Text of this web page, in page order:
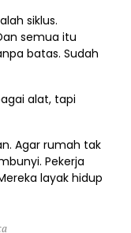
siklus.
semua itu
batas. Sudah
alat, tapi
Agar rumah tak
Pekerja
layak hidup